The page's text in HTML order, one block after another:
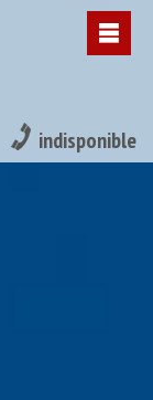
indisponible